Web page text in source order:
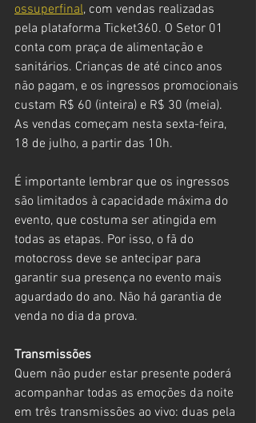
ossuperfinal, com vendas realizadas
pela plataforma Ticket360. O Setor 01
conta com praça de alimentação e
sanitários. Crianças de até cinco anos
não pagam, e os ingressos promocionais
custam R$ 60 (inteira) e R$ 30 (meia).
As vendas começam nesta sexta-feira,
18 de julho, a partir das 10h.
É importante lembrar que os ingressos
são limitados à capacidade máxima do
evento, que costuma ser atingida em
todas as etapas. Por isso, o fã do
motocross deve se antecipar para
garantir sua presença no evento mais
aguardado do ano. Não há garantia de
venda no dia da prova.
Transmissões
Quem não puder estar presente poderá
acompanhar todas as emoções da noite
em três transmissões ao vivo: duas pela